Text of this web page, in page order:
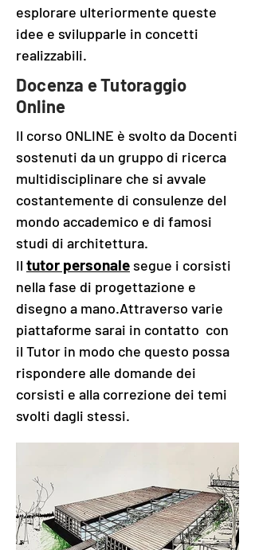
esplorare ulteriormente queste
idee e svilupparle in concetti
realizzabili.
Docenza e Tutoraggio
Online
Il corso ONLINE è svolto da Docenti
sostenuti da un gruppo di ricerca
multidisciplinare che si avvale
costantemente di consulenze del
mondo accademico e di famosi
studi di architettura.​
Il tutor personale segue i corsisti
nella fase di progettazione e
disegno a mano.Attraverso varie
piattaforme sarai in contatto con
il Tutor in modo che questo possa
rispondere alle domande dei
corsisti e alla correzione dei temi
svolti dagli stessi.